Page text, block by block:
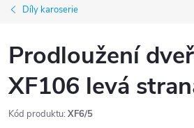
Díly karoserie
Prodloužení
XF106 levá
Kód produktu: XF6/5